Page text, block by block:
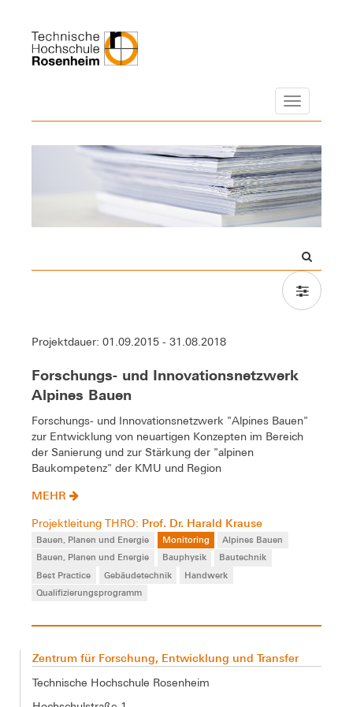
Navigation
Projektdauer: 01.09.2015 - 31.08.2018
Forschungs- und Innovationsnetzwerk
Alpines Bauen
Forschungs- und Innovationsnetzwerk "Alpines Bauen"
zur Entwicklung von neuartigen Konzepten im Bereich
der Sanierung und zur Stärkung der "alpinen
Baukompetenz" der KMU und Region
MEHR
Projektleitung THRO: Prof. Dr. Harald Krause
Bauen, Planen und Energie Monitoring
Alpines Bauen
Bauen, Planen und Energie
Bauphysik
Bautechnik
Best Practice
Gebäudetechnik
Handwerk
Qualifizierungsprogramm
Zentrum für Forschung, Entwicklung und Transfer
Technische Hochschule Rosenheim